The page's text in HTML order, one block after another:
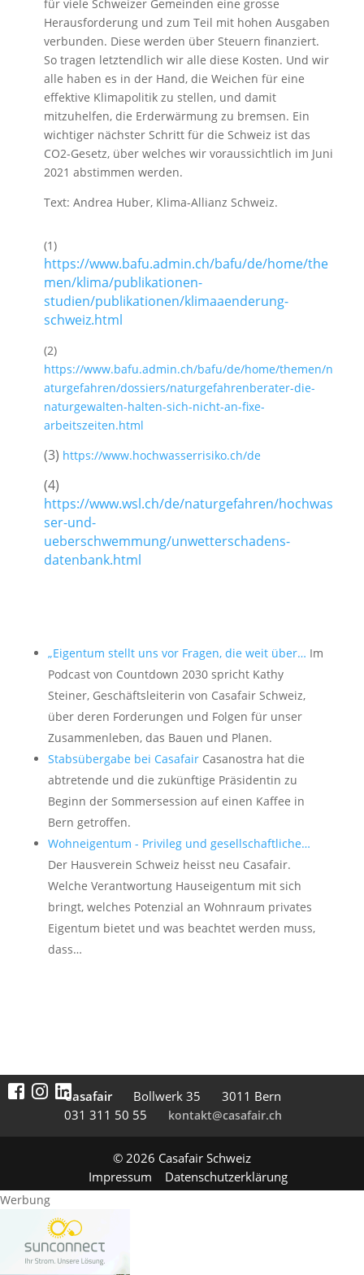
für viele Schweizer Gemeinden eine grosse
Herausforderung und zum Teil mit hohen Ausgaben
verbunden. Diese werden über Steuern finanziert.
So tragen letztendlich wir alle diese Kosten. Und wir
alle haben es in der Hand, die Weichen für eine
effektive Klimapolitik zu stellen, und damit
mitzuhelfen, die Erderwärmung zu bremsen. Ein
wichtiger nächster Schritt für die Schweiz ist das
CO2-Gesetz, über welches wir voraussichtlich im Juni
2021 abstimmen werden.
Text: Andrea Huber, Klima-Allianz Schweiz.
(1)
https://www.bafu.admin.ch/bafu/de/home/the
men/klima/publikationen-
studien/publikationen/klimaaenderung-
schweiz.html
(2)
https://www.bafu.admin.ch/bafu/de/home/themen/n
aturgefahren/dossiers/naturgefahrenberater-die-
naturgewalten-halten-sich-nicht-an-fixe-
arbeitszeiten.html
(3) https://www.hochwasserrisiko.ch/de
(4)
https://www.wsl.ch/de/naturgefahren/hochwas
ser-und-
ueberschwemmung/unwetterschadens-
datenbank.html
„Eigentum stellt uns vor Fragen, die weit über… Im
Podcast von Countdown 2030 spricht Kathy
Steiner, Geschäftsleiterin von Casafair Schweiz,
über deren Forderungen und Folgen für unser
Zusammenleben, das Bauen und Planen.
Stabsübergabe bei CasafairCasanostra hat die
abtretende und die zukünftige Präsidentin zu
Beginn der Sommersession auf einen Kaffee in
Bern getroffen.
Wohneigentum - Privileg und gesellschaftliche…
Der Hausverein Schweiz heisst neu Casafair.
Welche Verantwortung Hauseigentum mit sich
bringt, welches Potenzial an Wohnraum privates
Eigentum bietet und was beachtet werden muss,
dass…
Casafair Boll­werk 35
3011 Bern
031 311 50 55
kontakt@casafair.ch
© 2026 Casafair Schweiz
Impressum
Datenschutzerklärung
Werbung